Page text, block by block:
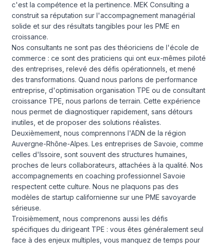
c'est la compétence et la pertinence. MEK Consulting a
construit sa réputation sur l'accompagnement managérial
solide et sur des résultats tangibles pour les PME en
croissance.
Nos consultants ne sont pas des théoriciens de l'école de
commerce : ce sont des praticiens qui ont eux-mêmes piloté
des entreprises, relevé des défis opérationnels, et mené
des transformations. Quand nous parlons de performance
entreprise, d'optimisation organisation TPE ou de consultant
croissance TPE, nous parlons de terrain. Cette expérience
nous permet de diagnostiquer rapidement, sans détours
inutiles, et de proposer des solutions réalistes.
Deuxièmement, nous comprennons l'ADN de la région
Auvergne-Rhône-Alpes. Les entreprises de Savoie, comme
celles d'Issoire, sont souvent des structures humaines,
proches de leurs collaborateurs, attachées à la qualité. Nos
accompagnements en coaching professionnel Savoie
respectent cette culture. Nous ne plaquons pas des
modèles de startup californienne sur une PME savoyarde
sérieuse.
Troisièmement, nous comprenons aussi les défis
spécifiques du dirigeant TPE : vous êtes généralement seul
face à des enjeux multiples, vous manquez de temps pour